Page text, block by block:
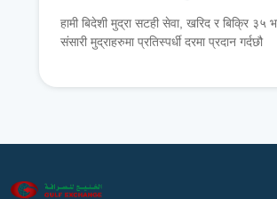
हामी बिदेशी मुद्रा सटही सेवा, खरिद र बिक्रि ३५
संसारी मुद्राहरुमा प्रतिस्पर्धी दरमा प्रदान गर्दछौ